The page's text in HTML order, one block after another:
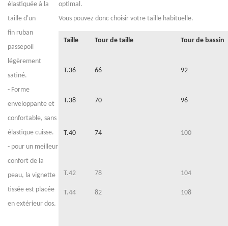
élastiquée à la
taille d'un
fin ruban
passepoil
légèrement
satiné.
- Forme
enveloppante et
confortable, sans
élastique cuisse.
- pour un meilleur
confort de la
peau, la vignette
tissée est placée
en extérieur dos.
optimal.
Vous pouvez donc choisir votre taille habituelle.
Taille Tour de taille Tour de bassin
T.36 66 92
T.38 70 96
T.40 74 100
T.42
T.44
78
82 108